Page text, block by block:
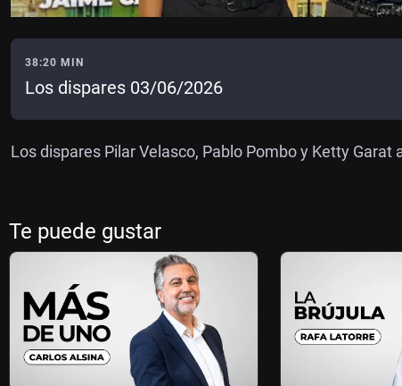
38:20 MIN
Los dispares 03/06/2026
Los dispares Pilar Velasco, Pablo Pombo y Ketty
Te puede gustar